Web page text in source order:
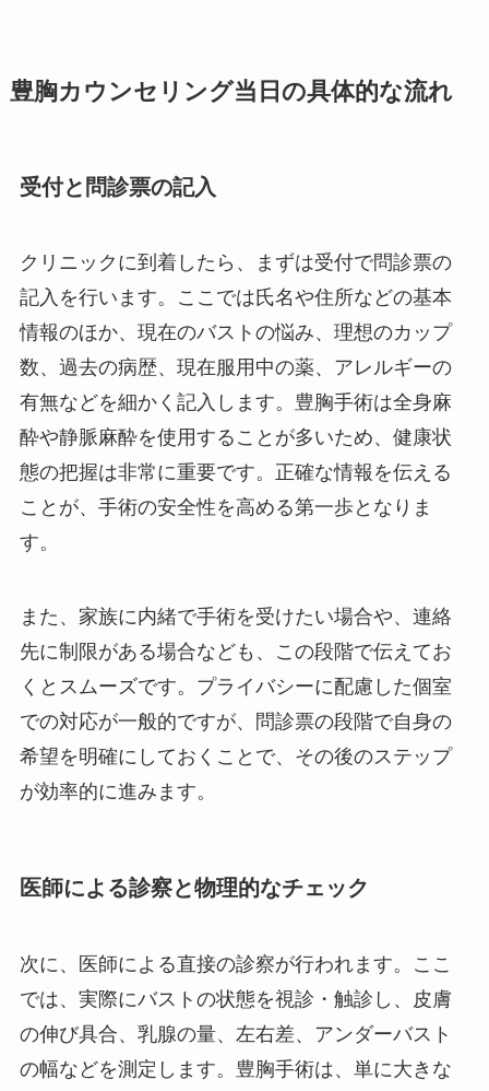
豊胸カウンセリング当日の具体的な流れ
受付と問診票の記入
クリニックに到着したら、まずは受付で問診票の
記入を行います。ここでは氏名や住所などの基本
情報のほか、現在のバストの悩み、理想のカップ
数、過去の病歴、現在服用中の薬、アレルギーの
有無などを細かく記入します。豊胸手術は全身麻
酔や静脈麻酔を使用することが多いため、健康状
態の把握は非常に重要です。正確な情報を伝える
ことが、手術の安全性を高める第一歩となりま
す。
また、家族に内緒で手術を受けたい場合や、連絡
先に制限がある場合なども、この段階で伝えてお
くとスムーズです。プライバシーに配慮した個室
での対応が一般的ですが、問診票の段階で自身の
希望を明確にしておくことで、その後のステップ
が効率的に進みます。
医師による診察と物理的なチェック
次に、医師による直接の診察が行われます。ここ
では、実際にバストの状態を視診・触診し、皮膚
の伸び具合、乳腺の量、左右差、アンダーバスト
の幅などを測定します。豊胸手術は、単に大きな